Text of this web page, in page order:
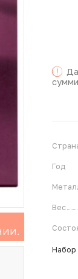
Год
Вес